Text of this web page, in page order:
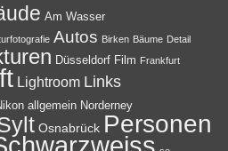
Am Wasser
Autos Birken Bäume Detail
Düsseldorf Film Frankfurt
Lightroom Links
allgemein Norderney
Osnabrück Personen